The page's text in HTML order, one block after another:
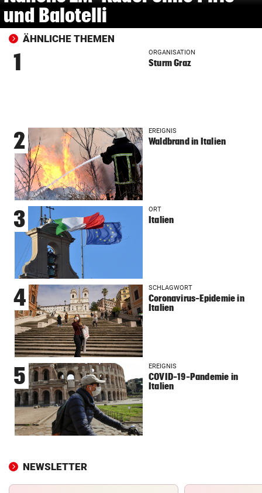
und Balotelli
ÄHNLICHE THEMEN
1 ORGANISATION
Sturm Graz
2 EREIGNIS
Waldbrand in Italien
3 ORT
Italien
4 SCHLAGWORT
Coronavirus-Epidemie in
Italien
5 EREIGNIS
COVID-19-Pandemie in
Italien
NEWSLETTER